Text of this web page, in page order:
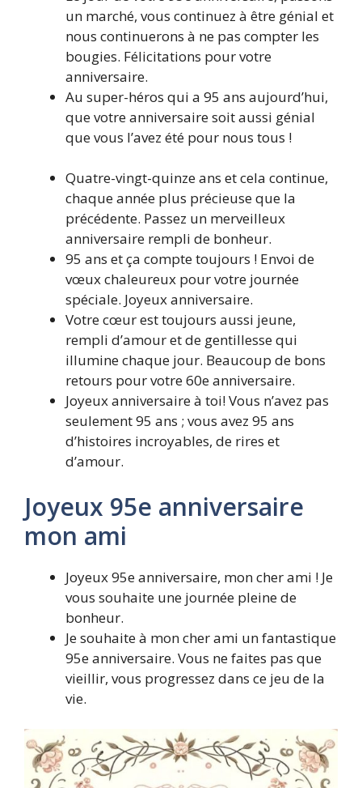
un marché, vous continuez à être génial et
nous continuerons à ne pas compter les
bougies. Félicitations pour votre
anniversaire.
Au super-héros qui a 95 ans aujourd’hui,
que votre anniversaire soit aussi génial
que vous l’avez été pour nous tous !
Quatre-vingt-quinze ans et cela continue,
chaque année plus précieuse que la
précédente. Passez un merveilleux
anniversaire rempli de bonheur.
95 ans et ça compte toujours ! Envoi de
vœux chaleureux pour votre journée
spéciale. Joyeux anniversaire.
Votre cœur est toujours aussi jeune,
rempli d’amour et de gentillesse qui
illumine chaque jour. Beaucoup de bons
retours pour votre 60e anniversaire.
Joyeux anniversaire à toi! Vous n’avez pas
seulement 95 ans ; vous avez 95 ans
d’histoires incroyables, de rires et
d’amour.
Joyeux 95e anniversaire
mon ami
Joyeux 95e anniversaire, mon cher ami ! Je
vous souhaite une journée pleine de
bonheur.
Je souhaite à mon cher ami un fantastique
95e anniversaire. Vous ne faites pas que
vieillir, vous progressez dans ce jeu de la
vie.